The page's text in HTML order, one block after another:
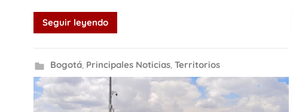
Seguir leyendo
Bogotá, Principales Noticias, Territorios